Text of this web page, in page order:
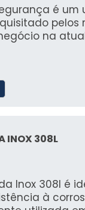
é um
pelos
na
INOX 308L
Inox 308l é
à